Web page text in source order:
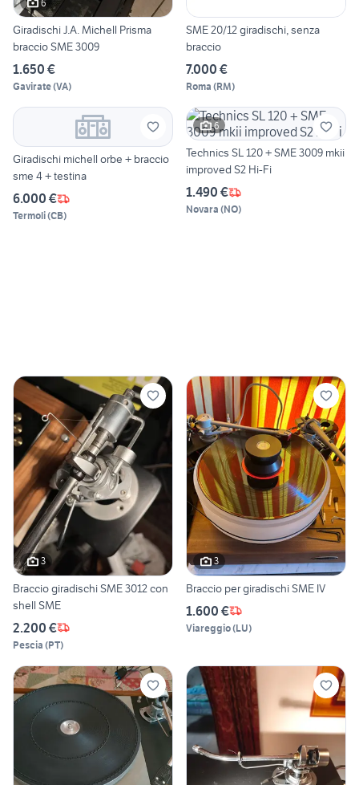
6
Giradischi J.A. Michell Prisma
braccio SME 3009
1.650 €
Gavirate(VA)
SME 20/12 giradischi, senza
braccio
7.000 €
Roma (RM)
Giradischi michell orbe + braccio
sme 4 + testina
6.000 €
Termoli(CB)
6
Technics SL 120 + SME 3009 mkii
improved S2 Hi-Fi
1.490 €
Novara (NO)
3
Braccio giradischi SME 3012 con
shell SME
2.200 €
Pescia (PT)
3
Braccio per giradischi SME IV
1.600 €
Viareggio(LU)